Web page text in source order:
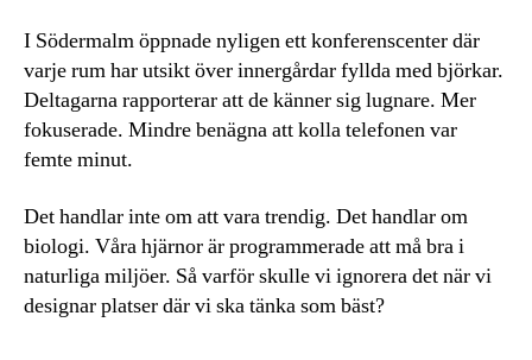
I Södermalm öppnade nyligen ett konferenscenter där
varje rum har utsikt över innergårdar fyllda med björkar.
Deltagarna rapporterar att de känner sig lugnare. Mer
fokuserade. Mindre benägna att kolla telefonen var
femte minut.
Det handlar inte om att vara trendig. Det handlar om
biologi. Våra hjärnor är programmerade att må bra i
naturliga miljöer. Så varför skulle vi ignorera det när vi
designar platser där vi ska tänka som bäst?